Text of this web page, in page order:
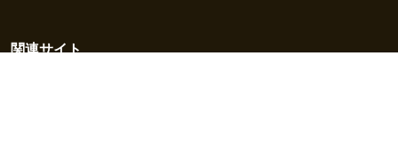
関連サイト